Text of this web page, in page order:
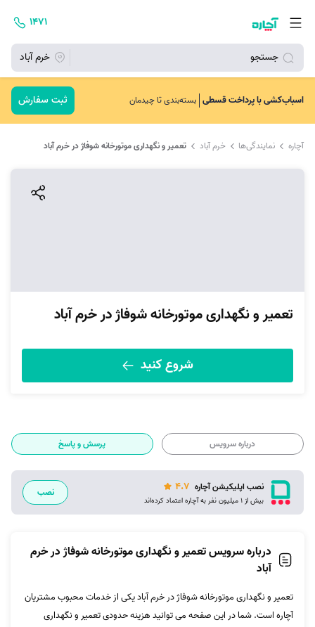
جستجو خرم آباد
۱۴۷۱
اسباب‌کشی با پرداخت قسطی بسته‌بندی تا چیدمان ثبت سفارش
آچاره نمایندگی‌ها خرم آباد تعمیر و نگهداری موتورخانه شوفاژ در خرم آباد
تعمیر و نگهداری موتورخانه شوفاژ در خرم آباد
شروع کنید
درباره سرویس پرسش و پاسخ
نصب اپلیکیشن آچاره 4.7
بیش از 1 میلیون نفر به آچاره اعتماد کرده‌اند
نصب
درباره سرویس تعمیر و نگهداری موتورخانه شوفاژ در خرم
آباد
تعمیر و نگهداری موتورخانه شوفاژ در خرم آباد یکی از خدمات محبوب مشتریان
آچاره است. شما در این صفحه می توانید هزینه حدودی تعمیر و نگهداری